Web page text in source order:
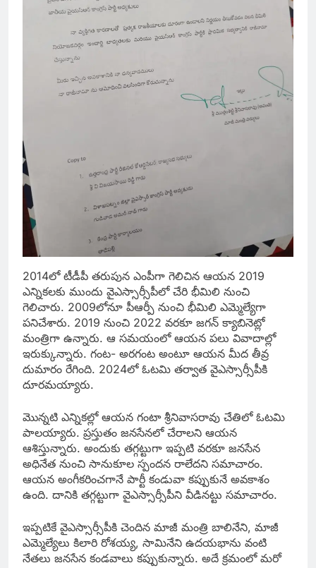
2014లో టీడీపీ తరుపున ఎంపీగా గెలిచిన ఆయన 2019
ఎన్నికలకు ముందు వైఎస్సార్సీపీలో చేరి భీమిలి నుంచి
గెలిచారు. 2009లోనూ పీఆర్పీ నుంచి భీమిలి ఎమ్మెల్యేగా
పనిచేశారు. 2019 నుంచి 2022 వరకూ జగన్ క్యాబినెట్లో
మంత్రిగా ఉన్నారు. ఆ సమయంలో ఆయన పలు వివాదాల్లో
ఇరుక్కున్నారు. గంట- అరగంట అంటూ ఆయన మీద తీవ్ర
దుమారం రేగింది. 2024లో ఓటమి తర్వాత వైఎస్సార్సీపీకి
దూరమయ్యారు.
మొన్నటి ఎన్నికల్లో ఆయన గంటా శ్రీనివాసరావు చేతిలో ఓటమి
పాలయ్యారు. ప్రస్తుతం జనసేనలో చేరాలని ఆయన
ఆశిస్తున్నారు. అందుకు తగ్గట్టుగా ఇప్పటి వరకూ జనసేన
అధినేత నుంచి సానుకూల స్పందన రాలేదని సమాచారం.
ఆయన అంగీకరించగానే పార్టీ కండువా కప్పుకునే అవకాశం
ఉంది. దానికి తగ్గట్టుగా వైఎస్సార్సీపీని వీడినట్టు సమాచారం.
ఇప్పటికే వైఎస్సార్సీపీకి చెందిన మాజీ మంత్రి బాలినేని, మాజీ
ఎమ్మెల్యేలు కిలారి రోశయ్య, సామినేని ఉదయభాను వంటి
నేతలు జనసేన కండవాలు కప్పుకున్నారు. అదే క్రమంలో మరో